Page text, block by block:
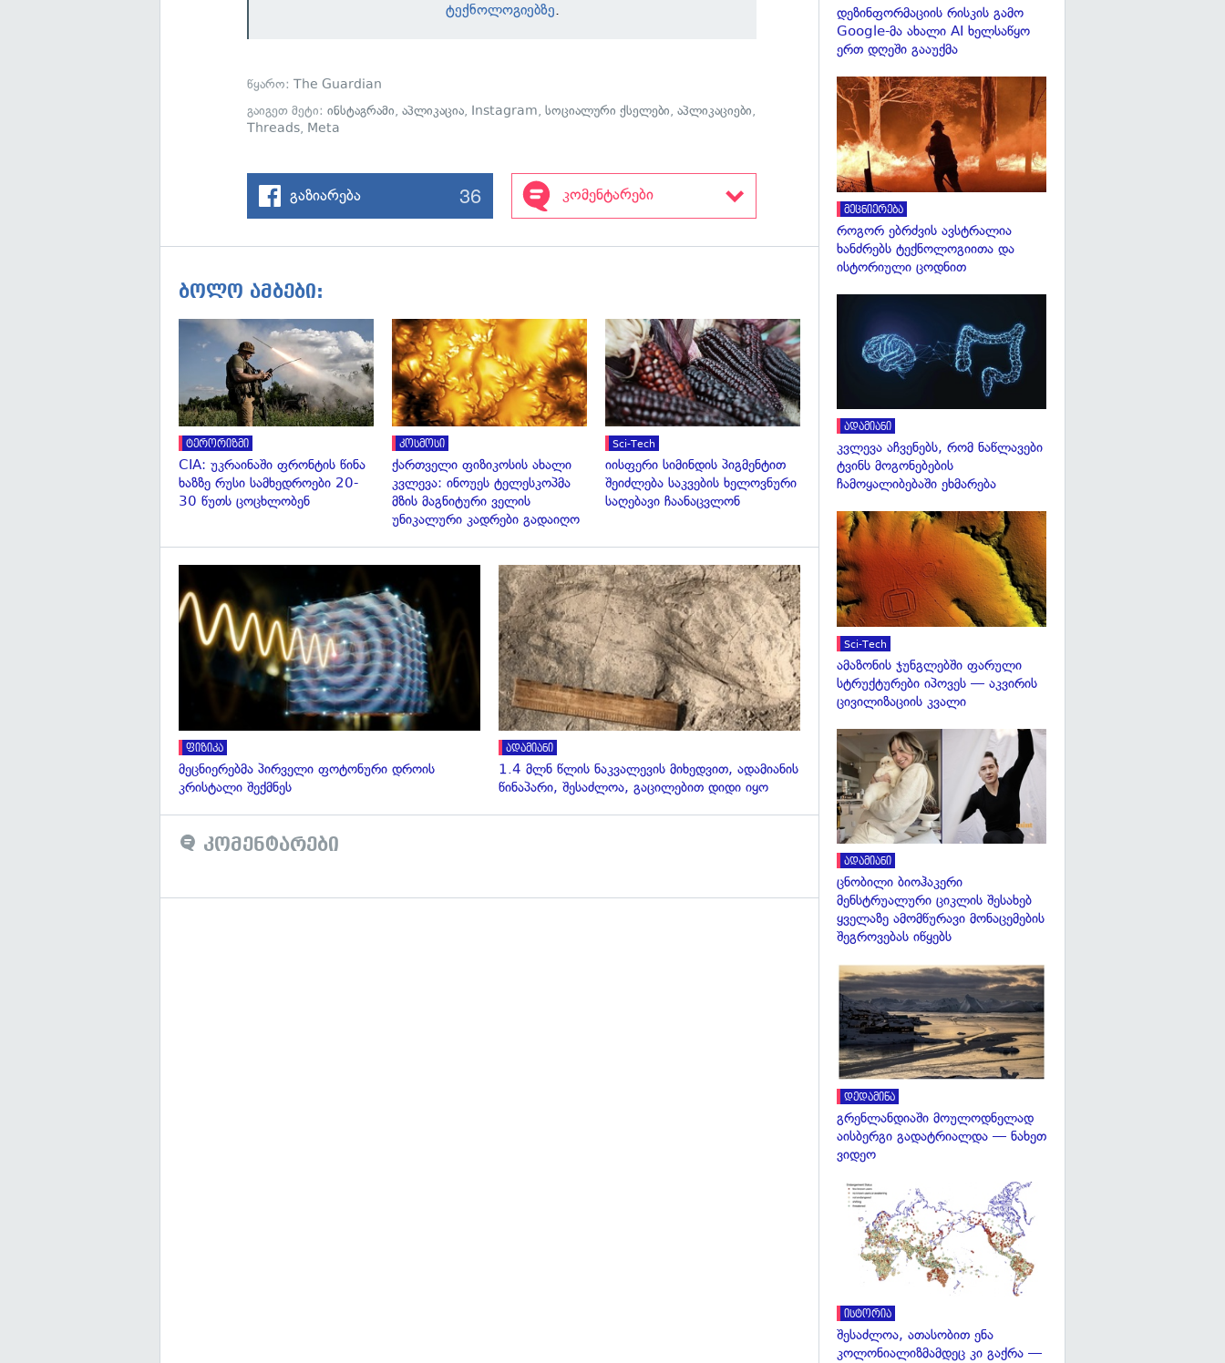
ტექნოლოგიებზე.
წყარო:The Guardian
გაიგეთ მეტი:ინსტაგრამი,აპლიკაცია, Instagram,სოციალური ქსელები,აპლიკაციები,
Threads, Meta
გაზიარება 36 კომენტარები
ბოლო ამბები:
გადახედვა
ტერორიზმი
CIA: უკრაინაში ფრონტის წინა
ხაზზე რუსი სამხედროები 20-
30 წუთს ცოცხლობენ
გადახედვა
კოსმოსი
ქართველი ფიზიკოსის ახალი
კვლევა: ინოუეს ტელესკოპმა
მზის მაგნიტური ველის
უნიკალური კადრები გადაიღო
გადახედვა
Sci-Tech
იისფერი სიმინდის პიგმენტით
შეიძლება საკვების ხელოვნური
საღებავი ჩაანაცვლონ
გადახედვა
ფიზიკა
მეცნიერებმა პირველი ფოტონური დროის
კრისტალი შექმნეს
გადახედვა
ადამიანი
1.4 მლნ წლის ნაკვალევის მიხედვით, ადამიანის
წინაპარი, შესაძლოა, გაცილებით დიდი იყო
კომენტარები
დეზინფორმაციის რისკის გამო
Google-მა ახალი AI ხელსაწყო
ერთ დღეში გააუქმა
მეცნიერება
როგორ ებრძვის ავსტრალია
ხანძრებს ტექნოლოგიითა და
ისტორიული ცოდნით
ადამიანი
კვლევა აჩვენებს, რომ ნაწლავები
ტვინს მოგონებების
ჩამოყალიბებაში ეხმარება
Sci-Tech
ამაზონის ჯუნგლებში ფარული
სტრუქტურები იპოვეს — აკვირის
ცივილიზაციის კვალი
ადამიანი
ცნობილი ბიოჰაკერი
მენსტრუალური ციკლის შესახებ
ყველაზე ამომწურავი მონაცემების
შეგროვებას იწყებს
დედამიწა
გრენლანდიაში მოულოდნელად
აისბერგი გადატრიალდა — ნახეთ
ვიდეო
ისტორია
შესაძლოა, ათასობით ენა
კოლონიალიზმამდეც კი გაქრა —